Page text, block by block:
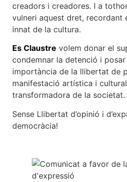
creadors i creadores. I a
vulneri aquest dret, recordant
innat de la cultura.
Es Claustre volem donar el
condemnar la detenció i
importància de la llibertat de
manifestació artística i
transformadora de la societat.
Sense Llibertat d’opinió i
democràcia!